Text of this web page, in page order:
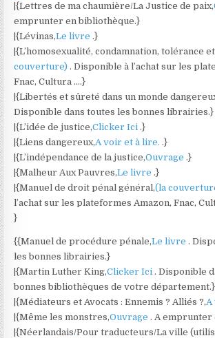
|{Lettres de ma chaumière/La Justice de paix,
emprunter en bibliothèque.}
|{Lévinas,Le livre.}
|{L’homosexualité, condamnation, tolérance
couverture). Disponible à l’achat sur les
Fnac, Cultura ….}
|{Libertés et sûreté dans un monde
Disponible dans toutes les bonnes librairies.}
|{L’idée de justice,Clicker Ici.}
|{Liens dangereux,A voir et à lire..}
|{L’indépendance de la justice,Ouvrage.}
|{Malheur Aux Pauvres,Le livre.}
|{Manuel de droit pénal général,(la
l’achat sur les plateformes Amazon, Fnac,
}
{{Manuel de procédure pénale,Le livre.
les bonnes librairies.}
|{Martin Luther King,Clicker Ici. Disponible
bonnes bibliothèques de votre département.}
|{Médiateurs et Avocats : Ennemis ? Alliés ?,A
|{Même les monstres,Ouvrage. A emprunter
|{Néerlandais/Pour traducteurs/La ville